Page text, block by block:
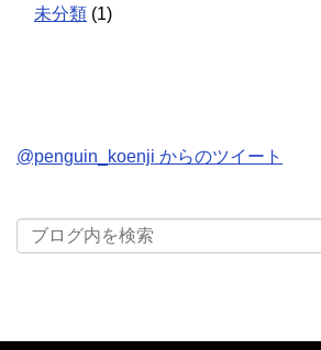
未分類 (1)
@penguin_koenji からのツイート